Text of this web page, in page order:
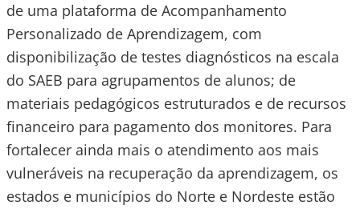
de uma plataforma de Acompanhamento
Personalizado de Aprendizagem, com
disponibilização de testes diagnósticos na escala
do SAEB para agrupamentos de alunos; de
materiais pedagógicos estruturados e de recursos
financeiro para pagamento dos monitores. Para
fortalecer ainda mais o atendimento aos mais
vulneráveis na recuperação da aprendizagem, os
estados e municípios do Norte e Nordeste estão